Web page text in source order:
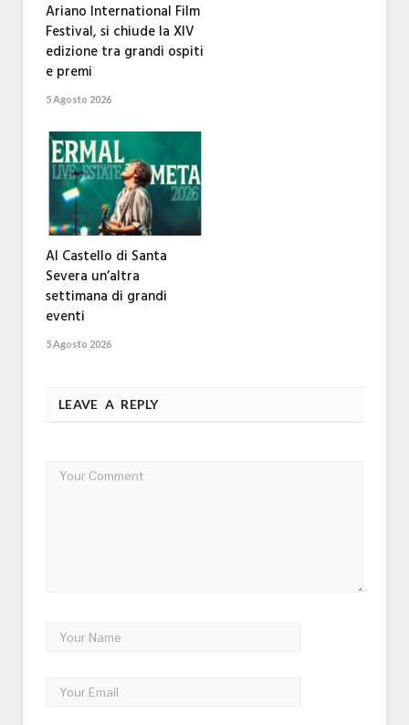
Ariano International Film
Festival, si chiude la XIV
edizione tra grandi ospiti
e premi
5 Agosto 2026
Al Castello di Santa
Severa un’altra
settimana di grandi
eventi
5 Agosto 2026
LEAVE A REPLY